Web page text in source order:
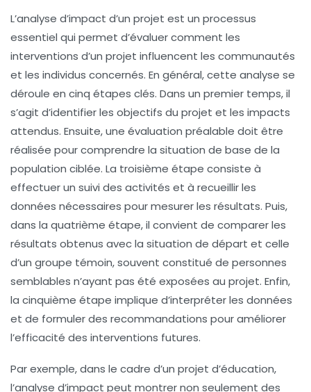
L’analyse d’impact d’un projet est un processus
essentiel qui permet d’évaluer comment les
interventions d’un projet influencent les communautés
et les individus concernés. En général, cette analyse se
déroule en cinq étapes clés. Dans un premier temps, il
s’agit d’identifier les objectifs du projet et les impacts
attendus. Ensuite, une évaluation préalable doit être
réalisée pour comprendre la situation de base de la
population ciblée. La troisième étape consiste à
effectuer un suivi des activités et à recueillir les
données nécessaires pour mesurer les résultats. Puis,
dans la quatrième étape, il convient de comparer les
résultats obtenus avec la situation de départ et celle
d’un groupe témoin, souvent constitué de personnes
semblables n’ayant pas été exposées au projet. Enfin,
la cinquième étape implique d’interpréter les données
et de formuler des recommandations pour améliorer
l’efficacité des interventions futures.
Par exemple, dans le cadre d’un projet d’éducation,
l’analyse d’impact peut montrer non seulement des